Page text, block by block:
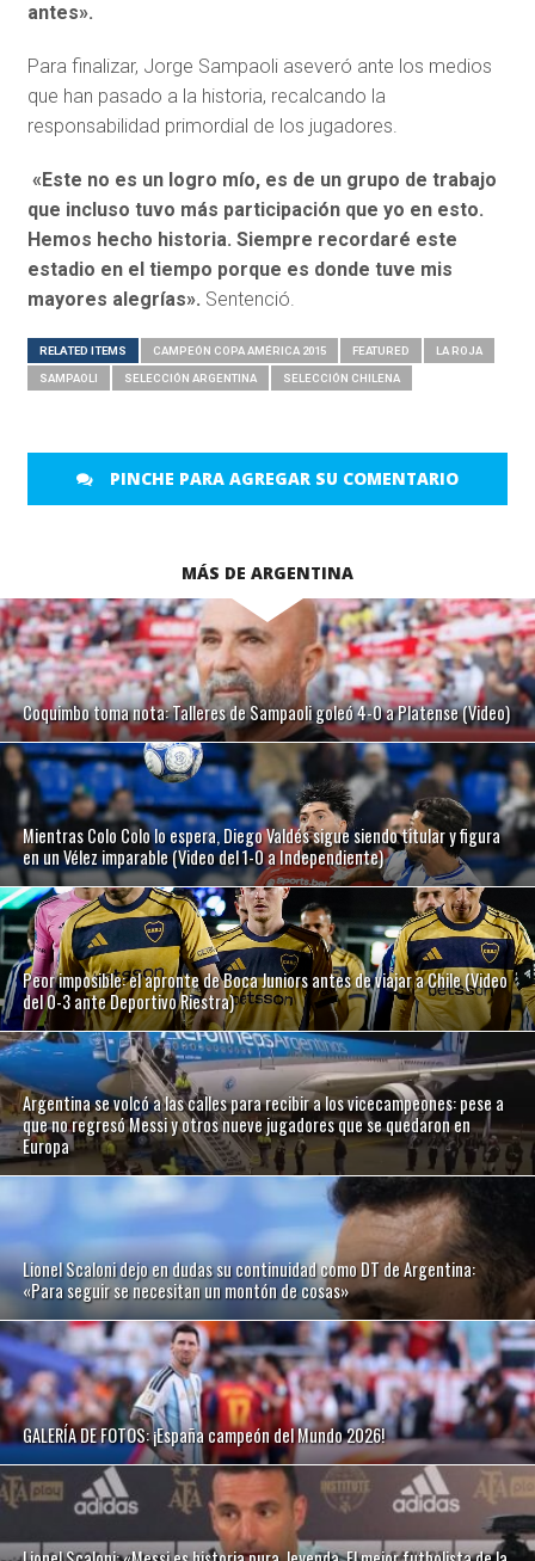
antes».
Para finalizar, Jorge Sampaoli aseveró ante los medios
que han pasado a la historia, recalcando la
responsabilidad primordial de los jugadores.
«Este no es un logro mío, es de un grupo de trabajo
que incluso tuvo más participación que yo en esto.
Hemos hecho historia. Siempre recordaré este
estadio en el tiempo porque es donde tuve mis
mayores alegrías». Sentenció.
RELATED ITEMS CAMPEÓN COPA AMÉRICA 2015 FEATURED LA ROJA
SAMPAOLI SELECCIÓN ARGENTINA SELECCIÓN CHILENA
PINCHE PARA AGREGAR SU COMENTARIO
MÁS DE ARGENTINA
Coquimbo toma nota: Talleres de Sampaoli goleó 4-0 a Platense (Video)
Mientras Colo Colo lo espera, Diego Valdés sigue siendo titular y figura
en un Vélez imparable (Video del 1-0 a Independiente)
Peor imposible: el apronte de Boca Juniors antes de viajar a Chile (Video
del 0-3 ante Deportivo Riestra)
Argentina se volcó a las calles para recibir a los vicecampeones: pese a
que no regresó Messi y otros nueve jugadores que se quedaron en
Europa
Lionel Scaloni dejo en dudas su continuidad como DT de Argentina:
«Para seguir se necesitan un montón de cosas»
GALERÍA DE FOTOS: ¡España campeón del Mundo 2026!